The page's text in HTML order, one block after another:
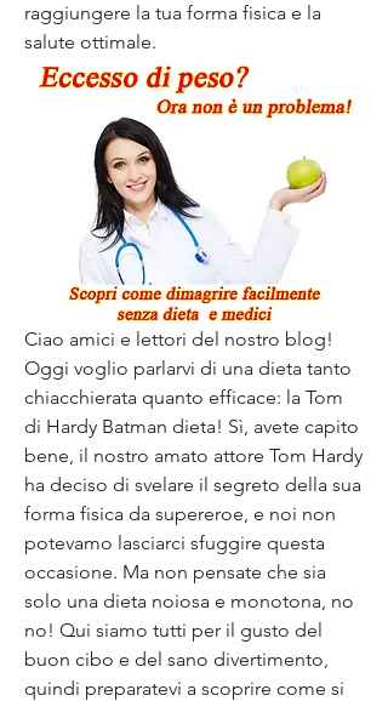
raggiungere la tua forma fisica e la
salute ottimale.
Ciao amici e lettori del nostro blog!
Oggi voglio parlarvi di una dieta tanto
chiacchierata quanto efficace: la Tom
di Hardy Batman dieta! Sì, avete capito
bene, il nostro amato attore Tom Hardy
ha deciso di svelare il segreto della sua
forma fisica da supereroe, e noi non
potevamo lasciarci sfuggire questa
occasione. Ma non pensate che sia
solo una dieta noiosa e monotona, no
no! Qui siamo tutti per il gusto del
buon cibo e del sano divertimento,
quindi preparatevi a scoprire come si